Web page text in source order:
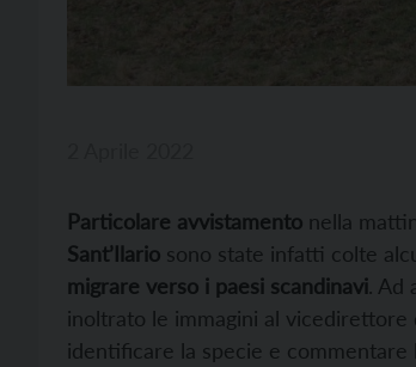
Particolare avvistamento nella
Sant’Ilario sono state infatti colte
migrare verso i paesi scandinavi. Ad
inoltrato le immagini al vicedirettore
identificare la specie e commentare